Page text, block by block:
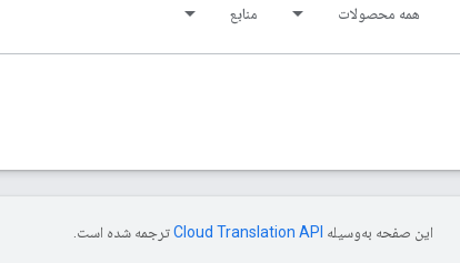
همه محصولات منابع
این صفحه به‌وسیله ترجمه شده است.